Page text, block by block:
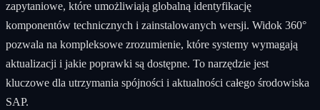
zapytaniowe, które umożliwiają globalną identyfikację
komponentów technicznych i zainstalowanych wersji. Widok 360°
pozwala na kompleksowe zrozumienie, które systemy wymagają
aktualizacji i jakie poprawki są dostępne. To narzędzie jest
kluczowe dla utrzymania spójności i aktualności całego środowiska
SAP.